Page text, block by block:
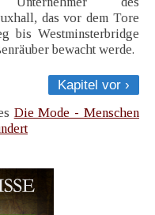
das vor dem Tore
bis Westminsterbridge
bewacht werde.
Kapitel vor ›
Die Mode - Menschen